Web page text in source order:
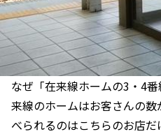
なぜ「在来線ホームの3・4
来線のホームはお客さんの
べられるのはこちらのお店だ